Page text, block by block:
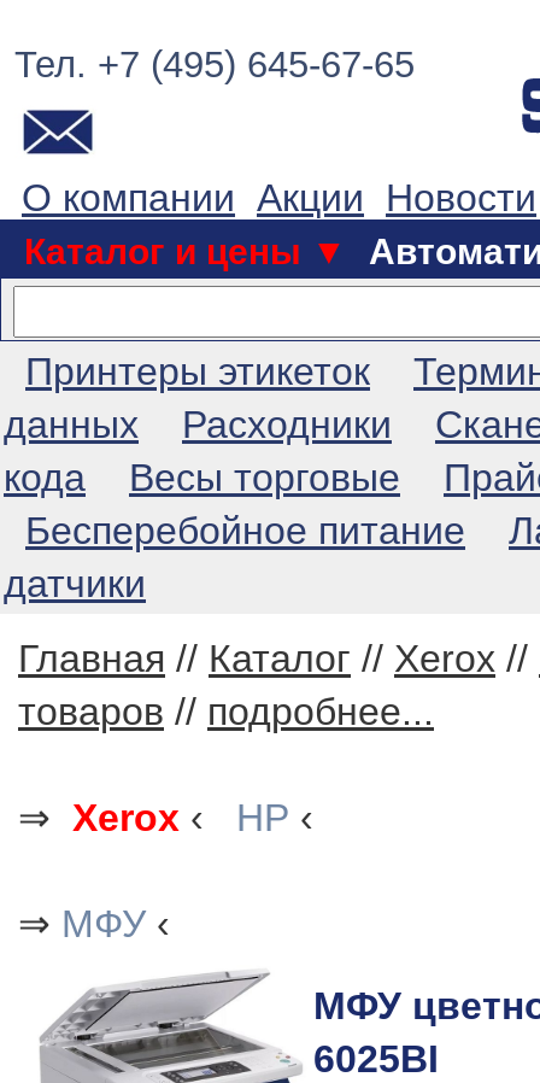
Тел. +7 (495) 645-67-65
О компании Акции Новости
Каталог и цены ▼
Принтеры этикеток
данных
Расходники
кода
Весы торговые
Бесперебойное питание
датчики
Главная // Каталог // Xerox //
товаров // подробнее...
⇒ Xerox ‹ HP ‹
⇒ МФУ‹
МФУ
6025BI